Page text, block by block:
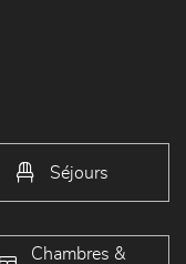
Séjours
Chambres &